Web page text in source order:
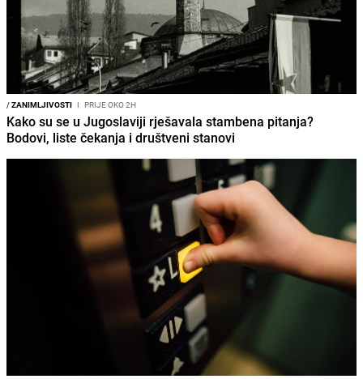
/ZANIMLJIVOSTI I PRIJE OKO 2H
Kako su se u Jugoslaviji rješavala stambena pitanja?
Bodovi, liste čekanja i društveni stanovi